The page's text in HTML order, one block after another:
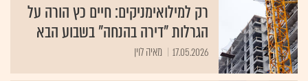
רק למילואימניקים: חיים כץ הורה על
הגרלות "דירה בהנחה" בשבוע הבא
17.05.2026 מאיה לוין